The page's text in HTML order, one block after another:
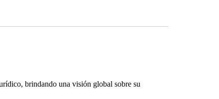
brindando una visión global sobre su